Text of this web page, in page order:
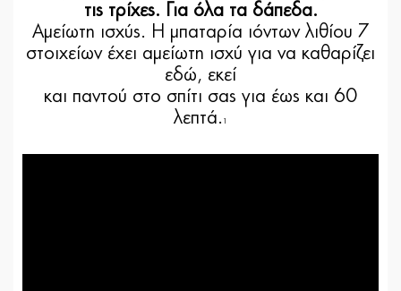
τις τρίχες. Για όλα τα δάπεδα.
Αμείωτη ισχύς. Η μπαταρία ιόντων λιθίου 7
στοιχείων έχει αμείωτη ισχύ για να καθαρίζει
εδώ, εκεί
και παντού στο σπίτι σας για έως και 60
λεπτά.